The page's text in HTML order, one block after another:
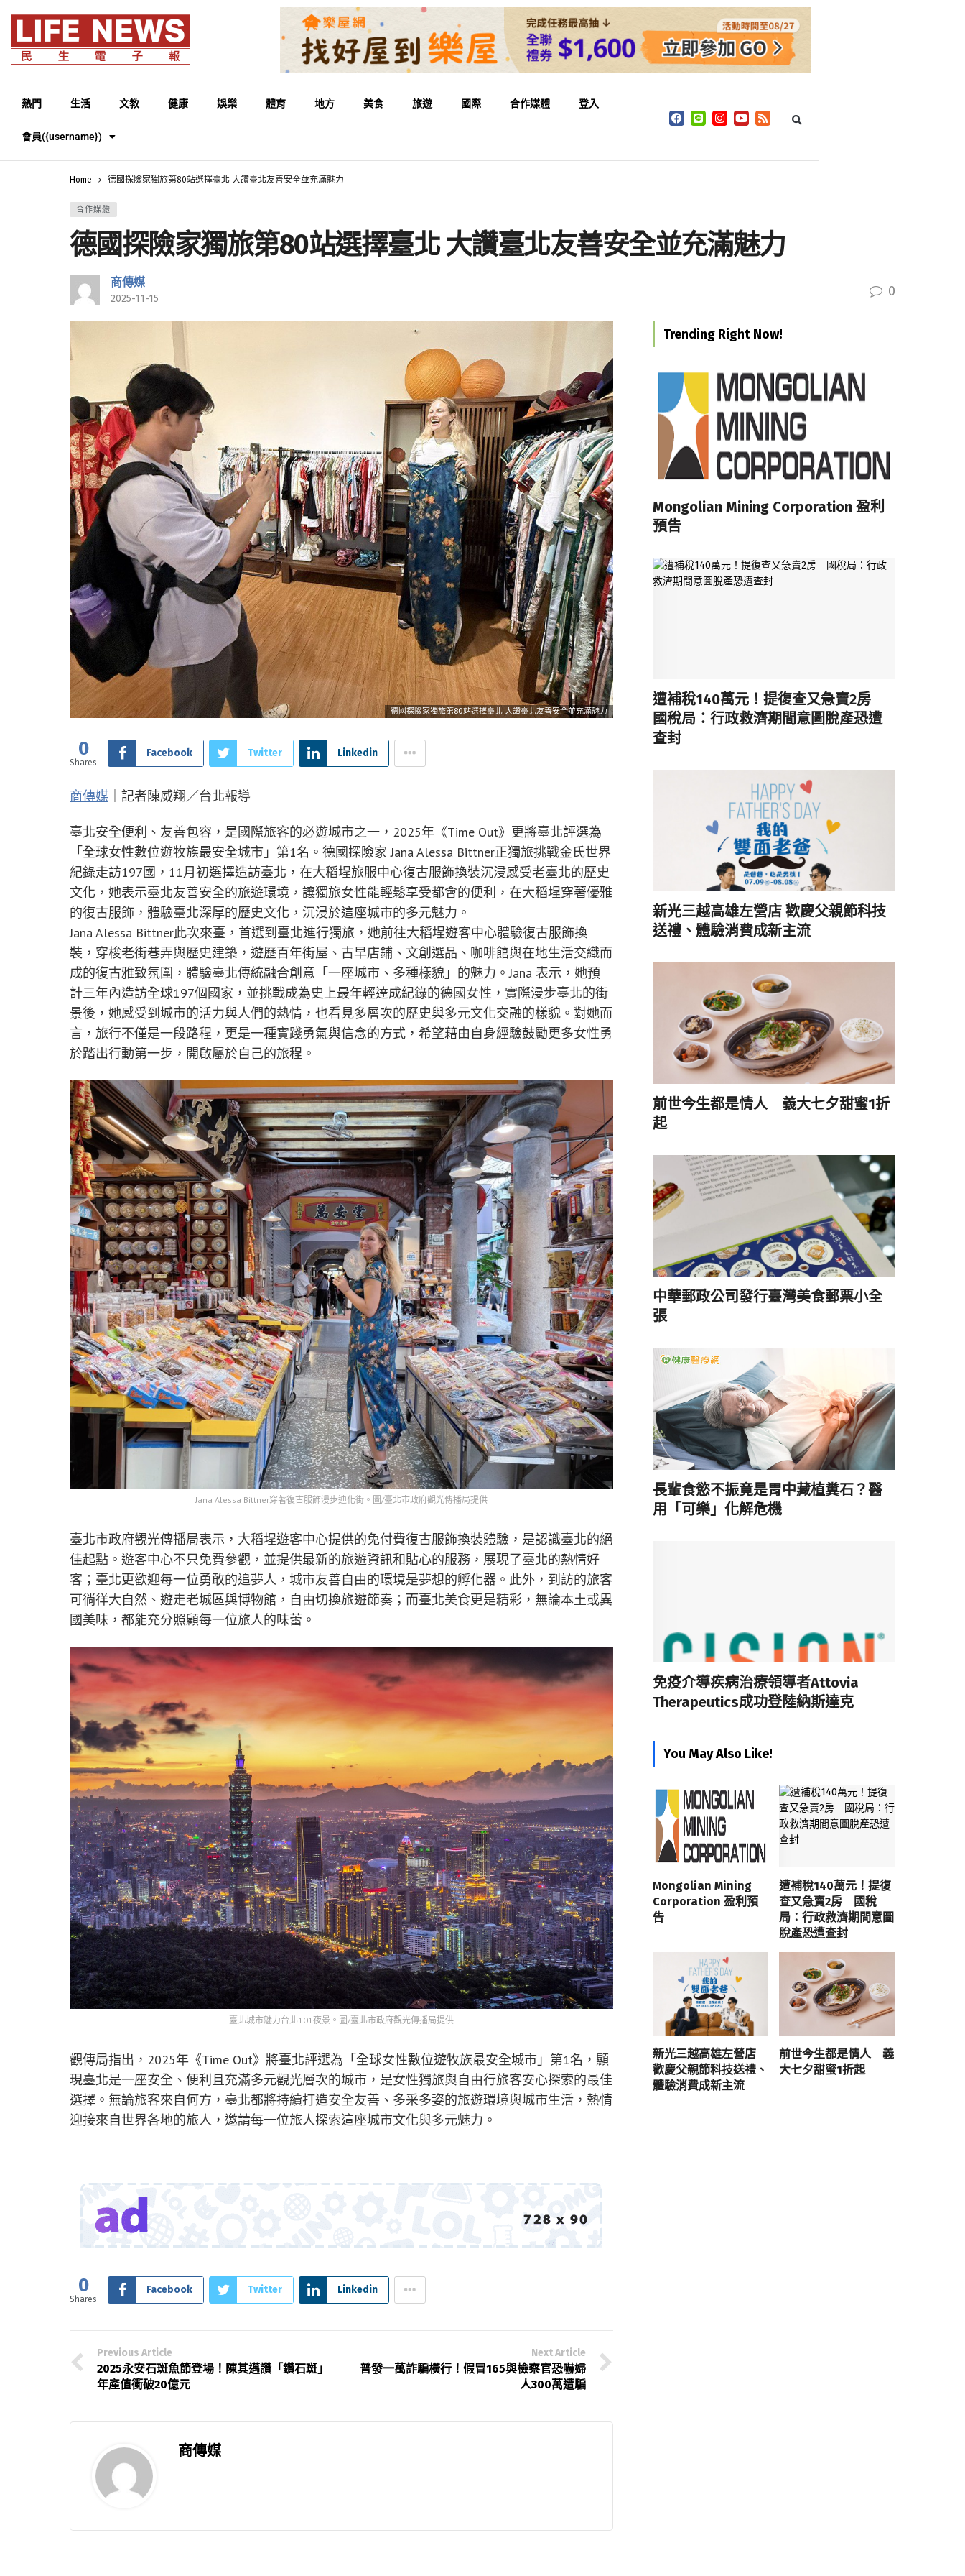
熱門 生活 文教 健康 娛樂 體育 地方 美食 旅遊 國際 合作媒體 登入
會員({username})
Home 德國探險家獨旅第80站選擇臺北 大讚臺北友善安全並充滿魅力
合作媒體
德國探險家獨旅第80站選擇臺北 大讚臺北友善安全並充滿魅力
商傳媒
2025-11-15 0
德國探險家獨旅第80站選擇臺北 大讚臺北友善安全並充滿魅力
0
Shares
Facebook Twitter Linkedin
商傳媒 ｜記者陳威翔／台北報導
臺北安全便利、友善包容，是國際旅客的必遊城市之一，2025年《Time Out》更將臺北評選為
「全球女性數位遊牧族最安全城市」第1名。德國探險家 Jana Alessa Bittner正獨旅挑戰金氏世界
紀錄走訪197國，11月初選擇造訪臺北，在大稻埕旅服中心復古服飾換裝沉浸感受老臺北的歷史
文化，她表示臺北友善安全的旅遊環境，讓獨旅女性能輕鬆享受都會的便利，在大稻埕穿著優雅
的復古服飾，體驗臺北深厚的歷史文化，沉浸於這座城市的多元魅力。
Jana Alessa Bittner此次來臺，首選到臺北進行獨旅，她前往大稻埕遊客中心體驗復古服飾換
裝，穿梭老街巷弄與歷史建築，遊歷百年街屋、古早店鋪、文創選品、咖啡館與在地生活交織而
成的復古雅致氛圍，體驗臺北傳統融合創意「一座城市、多種樣貌」的魅力。Jana 表示，她預
計三年內造訪全球197個國家，並挑戰成為史上最年輕達成紀錄的德國女性，實際漫步臺北的街
景後，她感受到城市的活力與人們的熱情，也看見多層次的歷史與多元文化交融的樣貌。對她而
言，旅行不僅是一段路程，更是一種實踐勇氣與信念的方式，希望藉由自身經驗鼓勵更多女性勇
於踏出行動第一步，開啟屬於自己的旅程。
Jana Alessa Bittner穿著復古服飾漫步迪化街。圖/臺北市政府觀光傳播局提供
臺北市政府觀光傳播局表示，大稻埕遊客中心提供的免付費復古服飾換裝體驗，是認識臺北的絕
佳起點。遊客中心不只免費參觀，並提供最新的旅遊資訊和貼心的服務，展現了臺北的熱情好
客；臺北更歡迎每一位勇敢的追夢人，城市友善自由的環境是夢想的孵化器。此外，到訪的旅客
可徜徉大自然、遊走老城區與博物館，自由切換旅遊節奏；而臺北美食更是精彩，無論本土或異
國美味，都能充分照顧每一位旅人的味蕾。
臺北城市魅力台北101夜景。圖/臺北市政府觀光傳播局提供
觀傳局指出，2025年《Time Out》將臺北評選為「全球女性數位遊牧族最安全城市」第1名，顯
現臺北是一座安全、便利且充滿多元觀光層次的城市，是女性獨旅與自由行旅客安心探索的最佳
選擇。無論旅客來自何方，臺北都將持續打造安全友善、多采多姿的旅遊環境與城市生活，熱情
迎接來自世界各地的旅人，邀請每一位旅人探索這座城市文化與多元魅力。
0
Shares
Facebook Twitter Linkedin
Previous Article
2025永安石斑魚節登場！陳其邁讚「鑽石斑」
年產值衝破20億元
Next Article
普發一萬詐騙橫行！假冒165與檢察官恐嚇婦
人300萬遭騙
商傳媒
Trending Right Now!
Mongolian Mining Corporation 盈利
預告
遭補稅140萬元！提復查又急賣2房
國稅局：行政救濟期間意圖脫產恐遭
查封
新光三越高雄左營店 歡慶父親節科技
送禮、體驗消費成新主流
前世今生都是情人 義大七夕甜蜜1折
起
中華郵政公司發行臺灣美食郵票小全
張
長輩食慾不振竟是胃中藏植糞石？醫
用「可樂」化解危機
免疫介導疾病治療領導者Attovia
Therapeutics成功登陸納斯達克
You May Also Like!
Mongolian Mining
Corporation 盈利預
告
遭補稅140萬元！提復
查又急賣2房 國稅
局：行政救濟期間意圖
脫產恐遭查封
新光三越高雄左營店
歡慶父親節科技送禮、
體驗消費成新主流
前世今生都是情人 義
大七夕甜蜜1折起